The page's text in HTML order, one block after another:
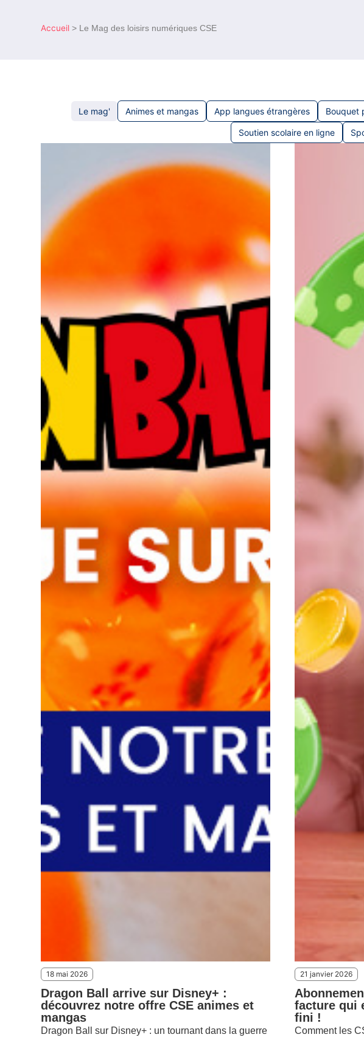
Accueil > Le Mag des loisirs numériques CSE
Animes et mangas App langues étrangères Bouquet
Soutien scolaire en ligne
Le mag'
18 mai 2026
Dragon Ball arrive sur Disney+ :
découvrez notre offre CSE animes et
mangas
Dragon Ball sur Disney+ : un tournant dans la guerre
21 janvier 2026
facture qui
fini !
Comment les